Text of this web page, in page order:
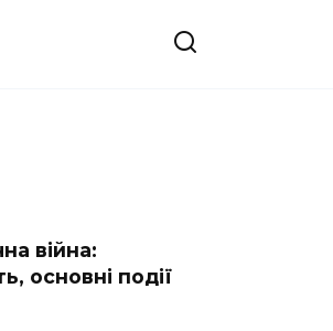
війна:
основні події